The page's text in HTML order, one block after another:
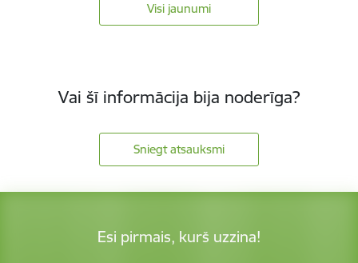
Visi jaunumi
Vai šī informācija bija noderīga?
Sniegt atsauksmi
Esi pirmais, kurš uzzina!